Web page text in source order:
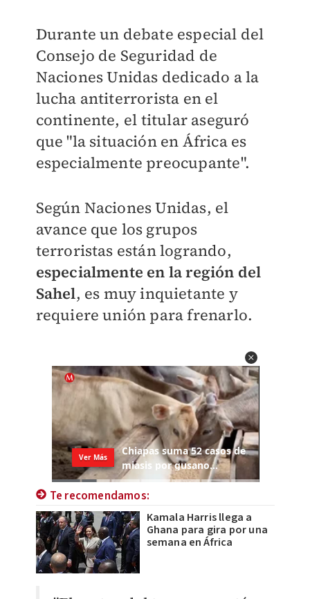
Durante un debate especial del
Consejo de Seguridad de
Naciones Unidas dedicado a la
lucha antiterrorista en el
continente, el titular aseguró
que "la situación en África es
especialmente preocupante".
Según Naciones Unidas, el
avance que los grupos
terroristas están logrando,
especialmente en la región del
Sahel, es muy inquietante y
requiere unión para frenarlo.
Te recomendamos:
Kamala Harris llega a
Ghana para gira por una
semana en África